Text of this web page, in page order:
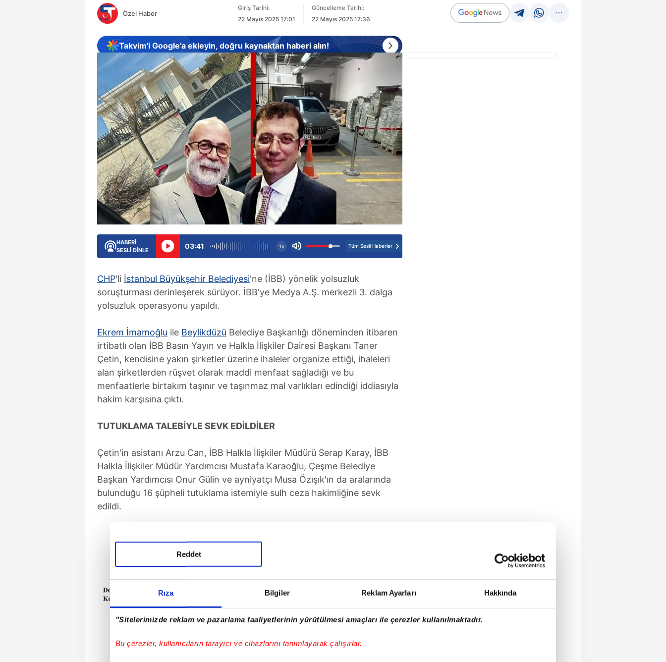
Rıza Bilgiler Reklam Ayarları Hakkında
"Sitelerimizde reklam ve pazarlama faaliyetlerinin yürütülmesi amaçları ile çerezler kullanılmaktadır.
Bu çerezler, kullanıcıların tarayıcı ve cihazlarını tanımlayarak çalışırlar.
Reddet
Özel Haber
Giriş Tarihi:
22 Mayıs 2025 17:01
Güncelleme Tarihi:
22 Mayıs 2025 17:36
Takvim'i Google'a ekleyin, doğru kaynaktan haberi alın!
HABERİ
SESLİ DİNLE
03:41 1x Tüm Sesli Haberler
CHP'li İstanbul Büyükşehir Belediyesi'ne (İBB) yönelik yolsuzluk
soruşturması derinleşerek sürüyor. İBB'ye Medya A.Ş. merkezli 3. dalga
yolsuzluk operasyonu yapıldı.
Ekrem İmamoğlu ile Beylikdüzü Belediye Başkanlığı döneminden itibaren
irtibatlı olan İBB Basın Yayın ve Halkla İlişkiler Dairesi Başkanı Taner
Çetin, kendisine yakın şirketler üzerine ihaleler organize ettiği, ihaleleri
alan şirketlerden rüşvet olarak maddi menfaat sağladığı ve bu
menfaatlerle birtakım taşınır ve taşınmaz mal varlıkları edindiği iddiasıyla
hakim karşısına çıktı.
TUTUKLAMA TALEBİYLE SEVK EDİLDİLER
Çetin'in asistanı Arzu Can, İBB Halkla İlişkiler Müdürü Serap Karay, İBB
Halkla İlişkiler Müdür Yardımcısı Mustafa Karaoğlu, Çeşme Belediye
Başkan Yardımcısı Onur Gülin ve ayniyatçı Musa Özışık'ın da aralarında
bulunduğu 16 şüpheli tutuklama istemiyle sulh ceza hakimliğine sevk
edildi.